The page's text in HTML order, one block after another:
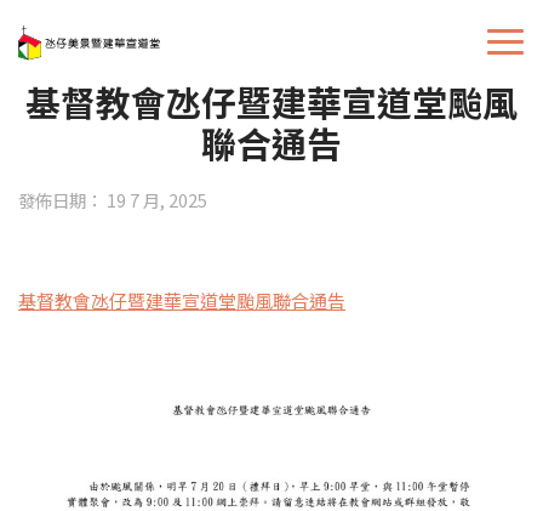
基督教會氹仔暨建華宣道堂颱風
聯合通告
發佈日期： 19 7 月, 2025
基督教會氹仔暨建華宣道堂颱風聯合通告